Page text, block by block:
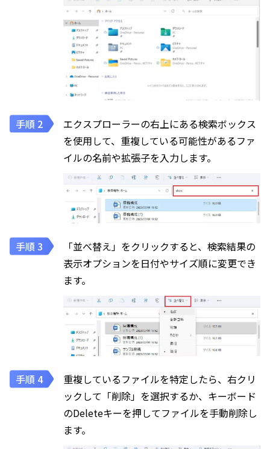
エクスプローラーの右上にある検索ボックス
を使用して、重複している可能性があるファ
イルの名前や拡張子を入力します。
「並べ替え」をクリックすると、検索結果の
表示オプションを日付やサイズ順に変更でき
ます。
重複しているファイルを特定したら、右クリ
ックして「削除」を選択するか、キーボード
のDeleteキーを押してファイルを手動削除し
ます。